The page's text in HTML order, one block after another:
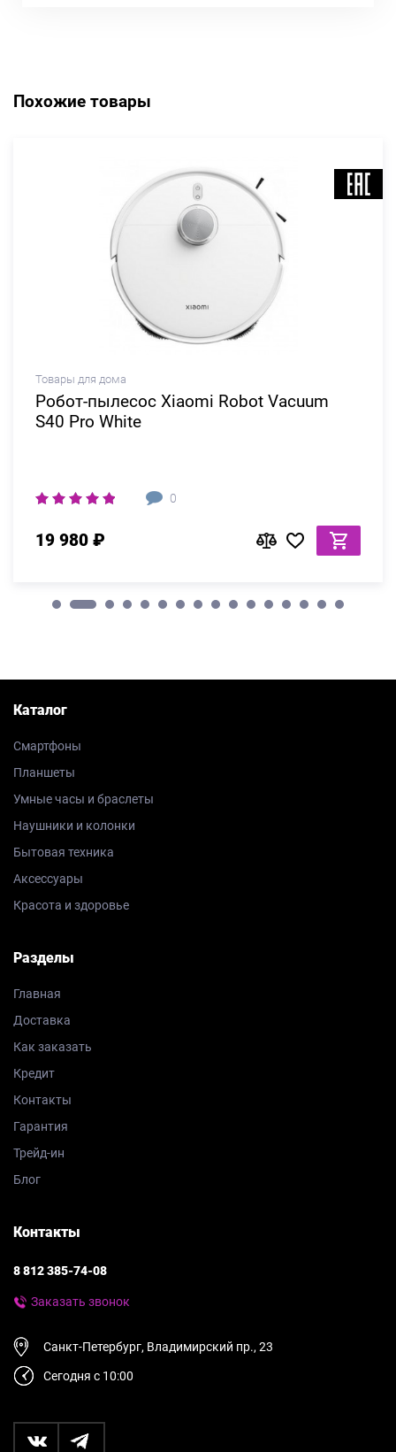
Похожие товары
Товары для дома
Робот-пылесос Xiaomi Robot Vacuum
S40 Pro White
0
19 980 ₽
Каталог
Смартфоны
Планшеты
Умные часы и браслеты
Наушники и колонки
Бытовая техника
Аксессуары
Красота и здоровье
Разделы
Главная
Доставка
Как заказать
Кредит
Контакты
Гарантия
Трейд-ин
Блог
Контакты
8 812 385-74-08
Заказать звонок
Санкт-Петербург, Владимирский пр., 23
Сегодня с 10:00